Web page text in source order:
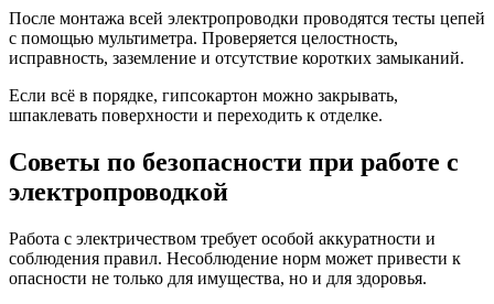
После монтажа всей электропроводки проводятся тесты цепей
с помощью мультиметра. Проверяется целостность,
исправность, заземление и отсутствие коротких замыканий.
Если всё в порядке, гипсокартон можно закрывать,
шпаклевать поверхности и переходить к отделке.
Советы по безопасности при работе с
электропроводкой
Работа с электричеством требует особой аккуратности и
соблюдения правил. Несоблюдение норм может привести к
опасности не только для имущества, но и для здоровья.